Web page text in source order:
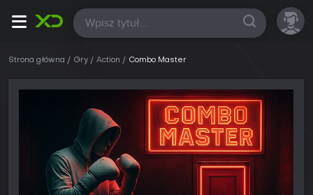
Wszystkie
Strona główna Gry Action Combo Master